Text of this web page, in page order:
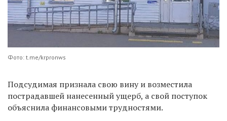
Фото: t.me/krpronws
Подсудимая признала свою вину и возместила
пострадавшей нанесенный ущерб, а свой поступок
объяснила финансовыми трудностями.